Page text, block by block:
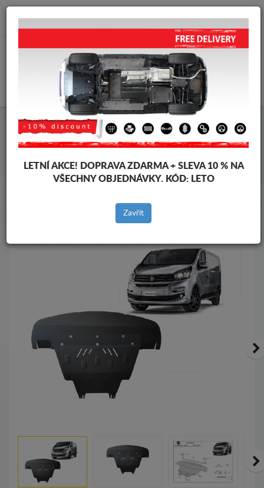
info@krytpodmotor.com
Kryt pod motor Fiat Kryt pod motor Fiat Talento
vozidel
Značky vozidel
Zpět na produkty
LETNÍ AKCE! DOPRAVA ZDARMA + SLEVA 10 % NA
VŠECHNY OBJEDNÁVKY. KÓD: LETO
Zavřít